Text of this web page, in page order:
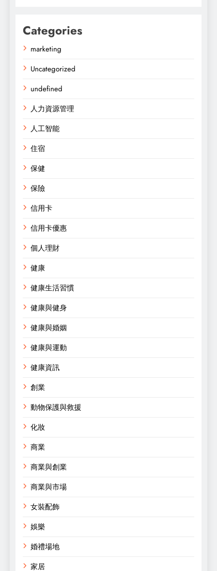
Categories
marketing
Uncategorized
undefined
人力資源管理
人工智能
住宿
保健
保險
信用卡
信用卡優惠
個人理財
健康
健康生活習慣
健康與健身
健康與婚姻
健康與運動
健康資訊
創業
動物保護與救援
化妝
商業
商業與創業
商業與市場
女裝配飾
娛樂
婚禮場地
家居